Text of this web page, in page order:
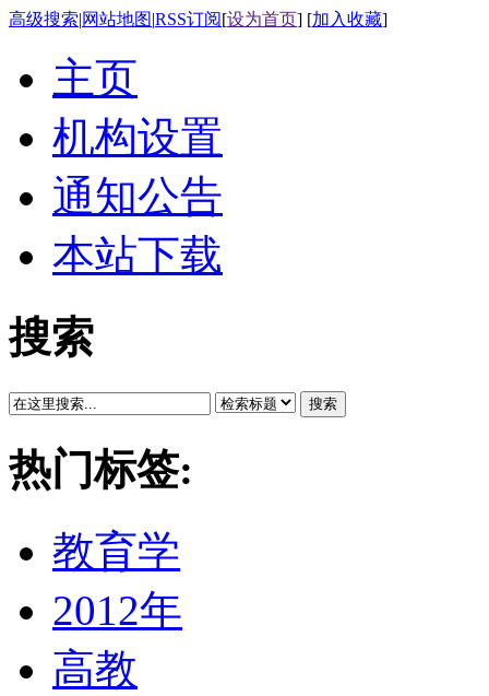
高级搜索|网站地图|RSS订阅[设为首页] [加入收藏]
主页
机构设置
通知公告
本站下载
搜索
搜索
热门标签:
教育学
2012年
高教